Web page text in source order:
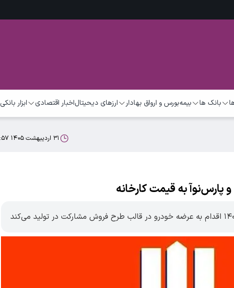
بانک ها بیمهبورس و ارواق بهادار ارزهای دیحیتالاخبار اقتصادی ابزار بانکی
۳۱ اردیبهشت ۱۴۰۵ ۰۷:۵۷